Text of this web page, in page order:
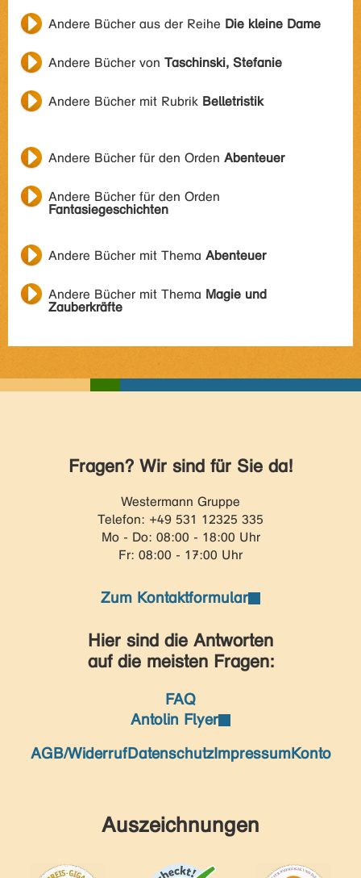
Andere Bücher aus der Reihe Die kleine Dame
Andere Bücher von Taschinski, Stefanie
Andere Bücher mit Rubrik Belletristik
Andere Bücher für den Orden Abenteuer
Andere Bücher für den Orden
Fantasiegeschichten
Andere Bücher mit Thema Abenteuer
Andere Bücher mit Thema Magie und
Zauberkräfte